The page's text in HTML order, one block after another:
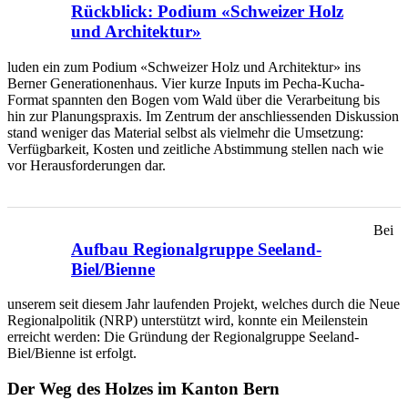
Rückblick: Podium «Schweizer Holz
und Architektur»
luden ein zum Podium «Schweizer Holz und Architektur» ins
Berner Generationenhaus. Vier kurze Inputs im Pecha-Kucha-
Format spannten den Bogen vom Wald über die Verarbeitung bis
hin zur Planungspraxis. Im Zentrum der anschliessenden Diskussion
stand weniger das Material selbst als vielmehr die Umsetzung:
Verfügbarkeit, Kosten und zeitliche Abstimmung stellen nach wie
vor Herausforderungen dar.
Aufbau Regionalgruppe Seeland-
Biel/Bienne
Bei
unserem seit diesem Jahr laufenden Projekt, welches durch die Neue
Regionalpolitik (NRP) unterstützt wird, konnte ein Meilenstein
erreicht werden: Die Gründung der Regionalgruppe Seeland-
Biel/Bienne ist erfolgt.
Der Weg des Holzes im Kanton Bern